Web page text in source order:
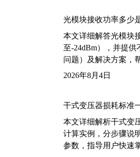
光模块接收功率多少
本文详细解答光模块
至-24dBm），并提
问题）及解决方案，
2026年8月4日
干式变压器损耗标准
本文详细解析干式变
计算实例，分步骤说
参数，指导用户快速